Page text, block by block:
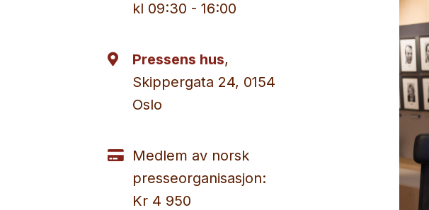
kl 09:30 - 16:00
Pressens hus,
Skippergata 24, 0154
Oslo
Medlem av norsk
presseorganisasjon:
Kr 4 950